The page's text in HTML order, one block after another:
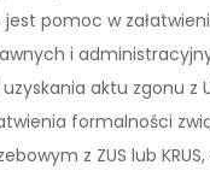
pomoc w
i
aktu zgonu z
formalności
z ZUS lub